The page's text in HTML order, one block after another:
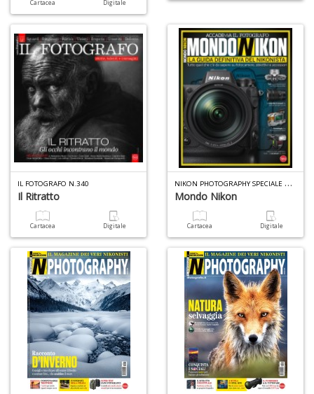
Cartacea Digitale
IL FOTOGRAFO N.340
Il Ritratto
Cartacea Digitale
N
IKON PHOTOGRAPHY SPECIALE N.12
Mondo Nikon
Cartacea Digitale